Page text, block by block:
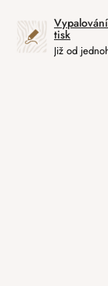
tisk
Již od